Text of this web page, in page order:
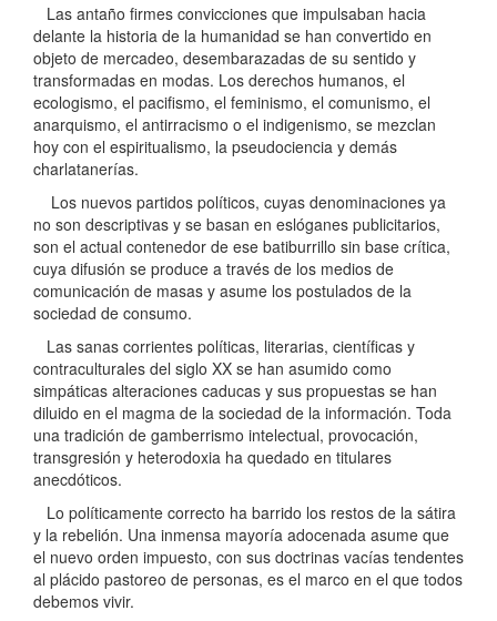
Las antaño firmes convicciones que impulsaban hacia
delante la historia de la humanidad se han convertido en
objeto de mercadeo, desembarazadas de su sentido y
transformadas en modas. Los derechos humanos, el
ecologismo, el pacifismo, el feminismo, el comunismo, el
anarquismo, el antirracismo o el indigenismo, se mezclan
hoy con el espiritualismo, la pseudociencia y demás
charlatanerías.
Los nuevos partidos políticos, cuyas denominaciones ya
no son descriptivas y se basan en eslóganes publicitarios,
son el actual contenedor de ese batiburrillo sin base crítica,
cuya difusión se produce a través de los medios de
comunicación de masas y asume los postulados de la
sociedad de consumo.
Las sanas corrientes políticas, literarias, científicas y
contraculturales del siglo XX se han asumido como
simpáticas alteraciones caducas y sus propuestas se han
diluido en el magma de la sociedad de la información. Toda
una tradición de gamberrismo intelectual, provocación,
transgresión y heterodoxia ha quedado en titulares
anecdóticos.
Lo políticamente correcto ha barrido los restos de la sátira
y la rebelión. Una inmensa mayoría adocenada asume que
el nuevo orden impuesto, con sus doctrinas vacías tendentes
al plácido pastoreo de personas, es el marco en el que todos
debemos vivir.